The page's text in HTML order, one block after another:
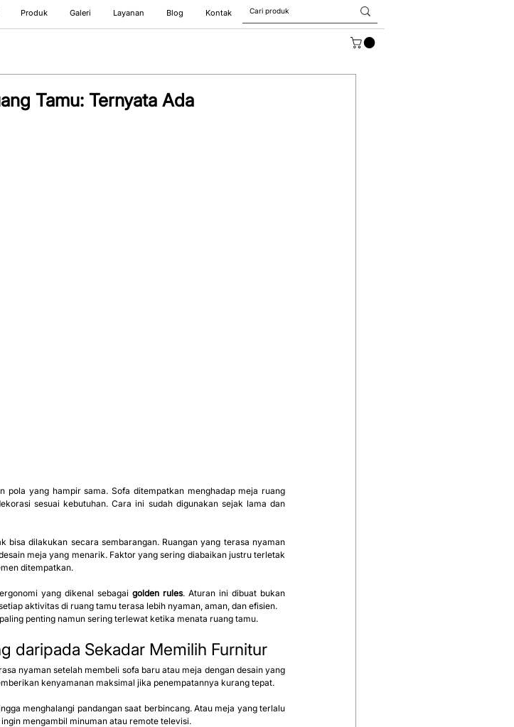
Produk Galeri Layanan Blog Kontak
Tamu: Ternyata Ada
pola yang hampir sama. Sofa ditempatkan menghadap meja ruang
sesuai kebutuhan. Cara ini sudah digunakan sejak lama dan
dilakukan secara sembarangan. Ruangan yang terasa nyaman
meja yang menarik. Faktor yang sering diabaikan justru terletak
ditempatkan.
yang dikenal sebagai golden rules. Aturan ini dibuat bukan
aktivitas di ruang tamu terasa lebih nyaman, aman, dan efisien.
penting namun sering terlewat ketika menata ruang tamu.
daripada Sekadar Memilih Furnitur
nyaman setelah membeli sofa baru atau meja dengan desain yang
kenyamanan maksimal jika penempatannya kurang tepat.
menghalangi pandangan saat berbincang. Atau meja yang terlalu
mengambil minuman atau remote televisi.